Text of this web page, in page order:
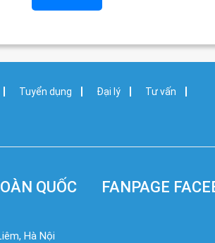
Tuyển dụng Đại lý Tư vấn
QUỐC
Hà Nội
FANPAGE